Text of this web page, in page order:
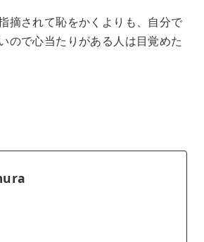
摘されて恥をかくよりも、自分で
ので心当たりがある人は目覚めた